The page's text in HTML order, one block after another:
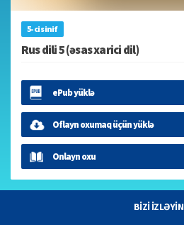
5-ci sinif
Rus dili 5 (əsas xarici dil)
ePub yüklə
Oflayn oxumaq üçün yüklə
Onlayn oxu
BİZİ İZLƏYİN